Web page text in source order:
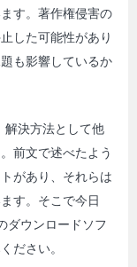
す。著作権侵害の
した可能性があり
も影響しているか
解決方法として他
前文で述べたよう
があり、それらは
す。そこで今日
ダウンロードソフ
ださい。